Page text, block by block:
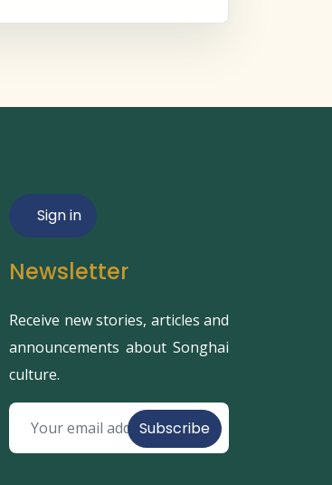
Sign in
Newsletter
Receive new stories, articles and
announcements about Songhai
culture.
Subscribe